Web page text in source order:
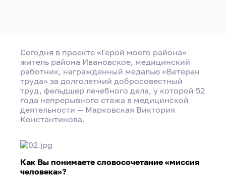
Сегодня в проекте «Герой моего района»
житель района Ивановское, медицинский
работник, награжденный медалью «Ветеран
труда» за долголетний добросовестный
труд, фельдшер лечебного дела, у которой 52
года непрерывного стажа в медицинской
деятельности — Марковская Виктория
Константинова.
Как Вы понимаете словосочетание «миссия
человека»?